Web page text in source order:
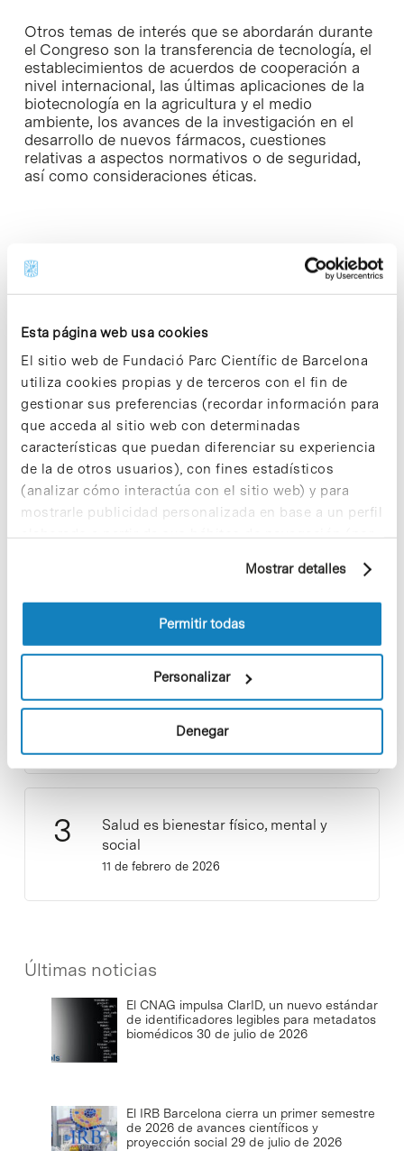
Esta página web usa cookies
El sitio web de Fundació Parc Científic de Barcelona
utiliza cookies propias y de terceros con el fin de
gestionar sus preferencias (recordar información para
que acceda al sitio web con determinadas
características que puedan diferenciar su experiencia
de la de otros usuarios), con fines estadísticos
(analizar cómo interactúa con el sitio web) y para
mostrarle publicidad personalizada en base a un perfil
elaborado a partir de sus hábitos de navegación (por
información sobre las cookies puede consultar
la Política de cookies del sitio web.
Mostrar detalles
Permitir todas
Personalizar
Denegar
Otros temas de interés que se abordarán durante
el Congreso son la transferencia de tecnología, el
establecimientos de acuerdos de cooperación a
nivel internacional, las últimas aplicaciones de la
biotecnología en la agricultura y el medio
ambiente, los avances de la investigación en el
desarrollo de nuevos fármacos, cuestiones
relativas a aspectos normativos o de seguridad,
así como consideraciones éticas.
Noticias más vistas
crecer la Sostenibilidad en el PCB!
¡Ayúdanos a hacer crecer «Notas de
Sostenibilidad»! ¿Quieres participar
3 de septiembre de 2025
Salud es bienestar físico, mental y
social
11 de febrero de 2026
Últimas noticias
El CNAG impulsa ClarID, un nuevo estándar
de identificadores legibles para metadatos
biomédicos 30 de julio de 2026
El IRB Barcelona cierra un primer semestre
de 2026 de avances científicos y
proyección social 29 de julio de 2026